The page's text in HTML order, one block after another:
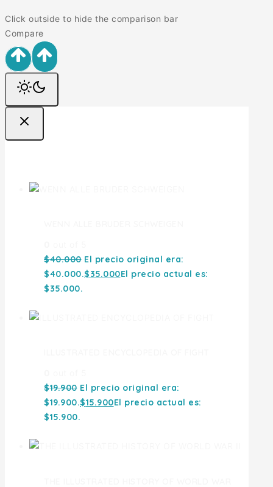
Click outside to hide the comparison bar
Compare
$40.000 El precio original era:
$40.000.$35.000El precio actual es:
$35.000.
$19.900 El precio original era:
$19.900.$15.900El precio actual es:
$15.900.